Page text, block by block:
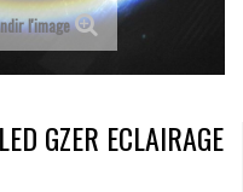
l'image
GZER ECLAIRAGE